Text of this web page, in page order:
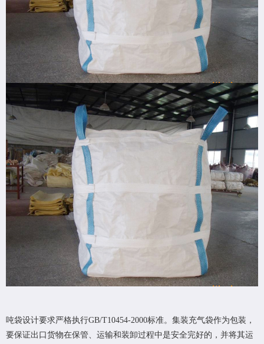
吨袋设计要求严格执行GB/T10454-2000标准。集装充气袋作为包装，
要保证出口货物在保管、运输和装卸过程中是安全完好的，并将其运